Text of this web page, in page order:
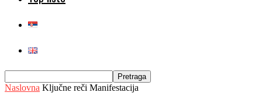
Naslovna Ključne reči Manifestacija